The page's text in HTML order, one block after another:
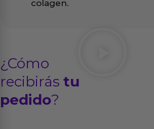
colagen.
¿Cómo
recibirás tu
pedido?